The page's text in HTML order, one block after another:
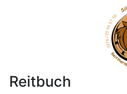
Reitbuch